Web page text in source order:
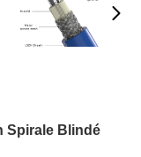
Spirale Blindé